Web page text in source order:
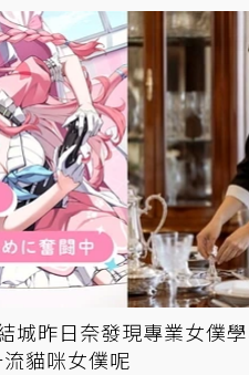
城昨日奈發現專業女僕
貓咪女僕呢